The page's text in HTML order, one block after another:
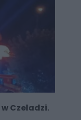
Czeladzi.